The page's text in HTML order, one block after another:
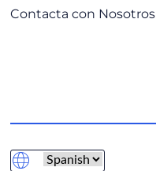
Contacta con Nosotros